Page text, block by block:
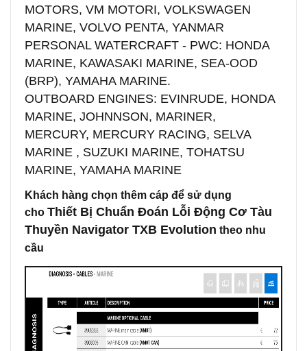
MOTORS, VM MOTORI, VOLKSWAGEN
MARINE, VOLVO PENTA, YANMAR
PERSONAL WATERCRAFT - PWC: HONDA
MARINE, KAWASAKI MARINE, SEA-OOD
(BRP), YAMAHA MARINE.
OUTBOARD ENGINES: EVINRUDE, HONDA
MARINE, JOHNNSON, MARINER,
MERCURY, MERCURY RACING, SELVA
MARINE , SUZUKI MARINE, TOHATSU
MARINE, YAMAHA MARINE
Khách hàng chọn thêm cáp để sử dụng
cho Thiết Bị Chuẩn Đoán Lỗi Động Cơ Tàu
Thuyền Navigator TXB Evolution theo nhu
cầu